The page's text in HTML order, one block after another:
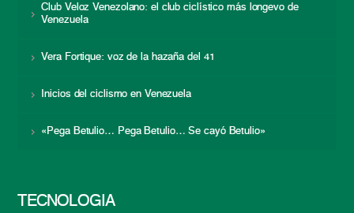
Club Veloz Venezolano: el club ciclístico más longevo de
Venezuela
Vera Fortique: voz de la hazaña del 41
Inicios del ciclismo en Venezuela
«Pega Betulio… Pega Betulio… Se cayó Betulio»
TECNOLOGÍA